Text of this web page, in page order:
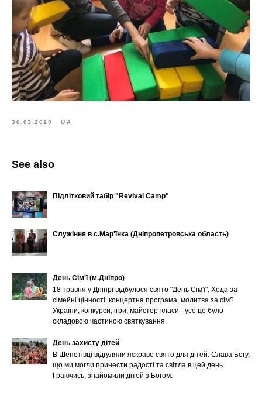
30.03.2019 UA
See also
Підлітковий табір "Revival Camp"
Служіння в с.Мар'їнка (Дніпропетровська область)
День Сім'ї (м.Дніпро)
18 травня у Дніпрі відбулося свято "День Сім'ї". Хода за
сімейні цінності, концертна програма, молитва за сім'ї
України, конкурси, ігри, майстер-класи - усе це було
складовою частиною святкування.
День захисту дітей
В Шепетівці відгуляли яскраве свято для дітей. Слава Богу,
що ми могли принести радості та світла в цей день.
Граючись, знайомили дітей з Богом.